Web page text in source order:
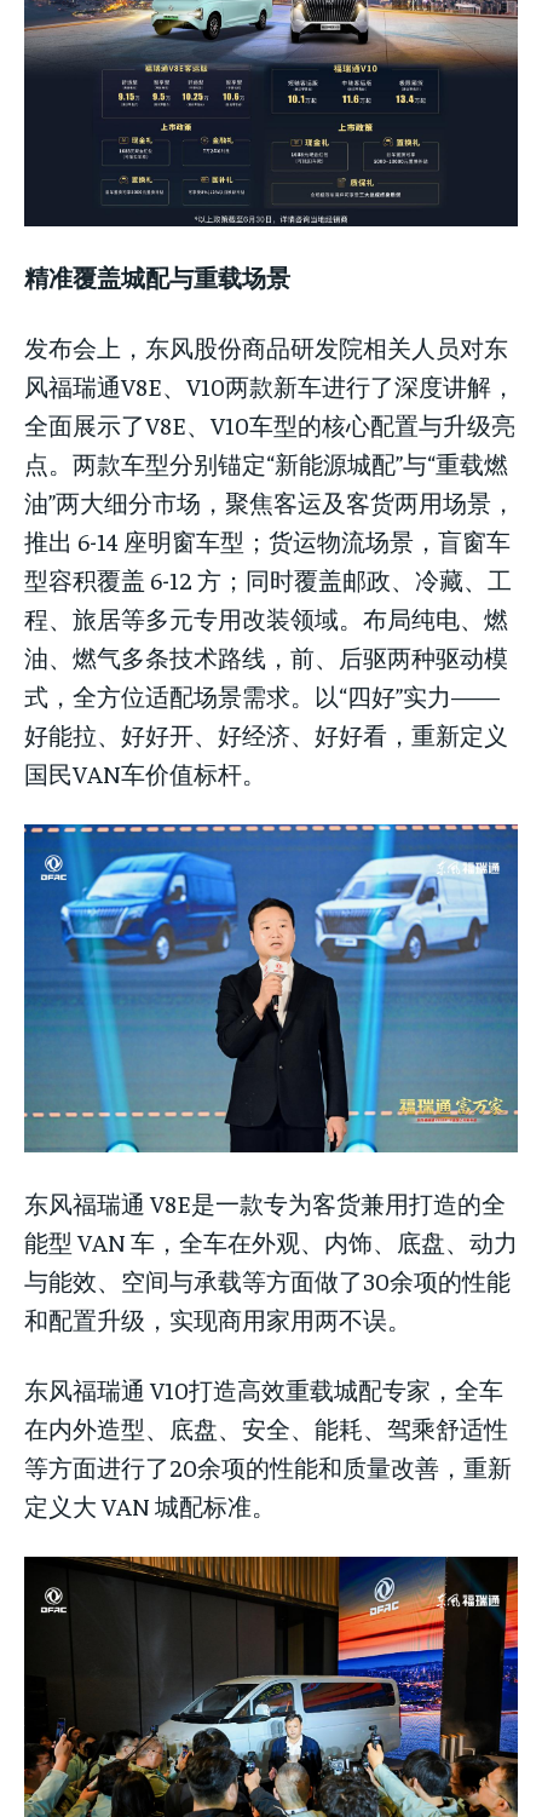
精准覆盖城配与重载场景
发布会上，东风股份商品研发院相关人员对东
风福瑞通V8E、V10两款新车进行了深度讲解，
全面展示了V8E、V10车型的核心配置与升级亮
点。两款车型分别锚定“新能源城配”与“重载燃
油”两大细分市场，聚焦客运及客货两用场景，
推出 6-14 座明窗车型；货运物流场景，盲窗车
型容积覆盖 6-12 方；同时覆盖邮政、冷藏、工
程、旅居等多元专用改装领域。布局纯电、燃
油、燃气多条技术路线，前、后驱两种驱动模
式，全方位适配场景需求。以“四好”实力——
好能拉、好好开、好经济、好好看，重新定义
国民VAN车价值标杆。
东风福瑞通 V8E是一款专为客货兼用打造的全
能型 VAN 车，全车在外观、内饰、底盘、动力
与能效、空间与承载等方面做了30余项的性能
和配置升级，实现商用家用两不误。
东风福瑞通 V10打造高效重载城配专家，全车
在内外造型、底盘、安全、能耗、驾乘舒适性
等方面进行了20余项的性能和质量改善，重新
定义大 VAN 城配标准。